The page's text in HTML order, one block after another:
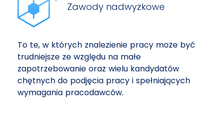
Zawody nadwyżkowe
To te, w których znalezienie pracy może być
trudniejsze ze względu na małe
zapotrzebowanie oraz wielu kandydatów
chętnych do podjęcia pracy i spełniających
wymagania pracodawców.